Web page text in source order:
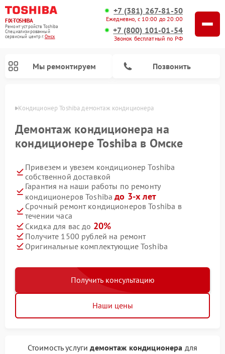
FIX-TOSHIBA
Ремонт устройств Toshiba
Специализированный
cервисный центр г.Омск
+7 (381) 267-81-50
Ежедневно, с 10:00 до 20:00
+7 (800) 101-01-54
Звонок бесплатный по РФ
Мы ремонтируем Позвонить
Кондиционер Toshiba демонтаж кондиционера
Демонтаж кондиционера на
кондиционере Toshiba в Омске
Привезем и увезем кондиционер Toshiba
собственной доставкой
Гарантия на наши работы по ремонту
кондиционеров Toshibaдо 3-х лет
Срочный ремонт кондиционеров Toshiba в
течении часа
Скидка для вас до 20%
Получите 1500 рублей на ремонт
Оригинальные комплектующие Toshiba
Получить консультацию
Наши цены
Стоимость услугидемонтаж кондиционера для